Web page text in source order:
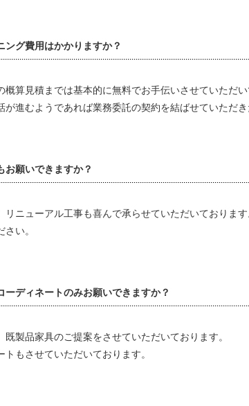
グ費用はかかりますか？
算見積までは基本的に無料でお手伝いさせていただい
進むようであれば業務委託の契約を結ばせていただき
お願いできますか？
ニューアル工事も喜んで承らせていただいております
い。
ディネートのみお願いできますか？
製品家具のご提案をさせていただいております。
もさせていただいております。